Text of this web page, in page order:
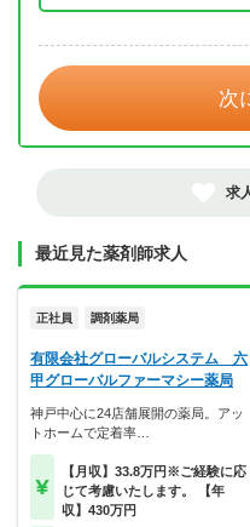
次
求
最近見た薬剤師求人
正社員 調剤薬局
有限会社グローバルシステム 六
甲グローバルファーマシー薬局
神戸中心に24店舗展開の薬局。アッ
トホームで定着率…
【月収】33.8万円※ご経験に応
じて考慮いたします。 【年
収】430万円